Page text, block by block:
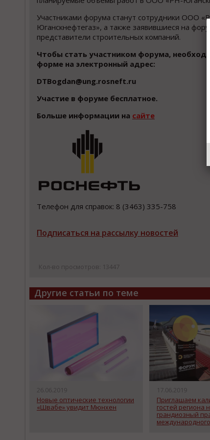
Участниками форума станут сотрудники ООО
Юганскнефтегаз», а также заявившиеся на форум
представители строительных компаний.
Чтобы стать участником форума,
форме на электронный адрес:
DTBogdan@ung.rosneft.ru
Участие в форуме бесплатное.
Больше информации на сайте
Телефон для справок: 8 (3463) 335-758
Подписаться на рассылку новостей
Кол-во просмотров: 13447
Другие статьи по теме
26.06.2019
Новые оптические технологии
«Швабе» увидит Мюнхен
17.06.2019
Приглашаем
гостей региона
грандиозный